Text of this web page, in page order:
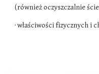
(również oczyszczalnie
· właściwości fizycznych i